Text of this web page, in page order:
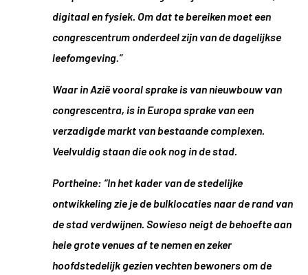
digitaal en fysiek. Om dat te bereiken moet een
congrescentrum onderdeel zijn van de dagelijkse
leefomgeving.”
Waar in Azië vooral sprake is van nieuwbouw van
congrescentra, is in Europa sprake van een
verzadigde markt van bestaande complexen.
Veelvuldig staan die ook nog in de stad.
Portheine: “In het kader van de stedelijke
ontwikkeling zie je de bulklocaties naar de rand van
de stad verdwijnen. Sowieso neigt de behoefte aan
hele grote venues af te nemen en zeker
hoofdstedelijk gezien vechten bewoners om de